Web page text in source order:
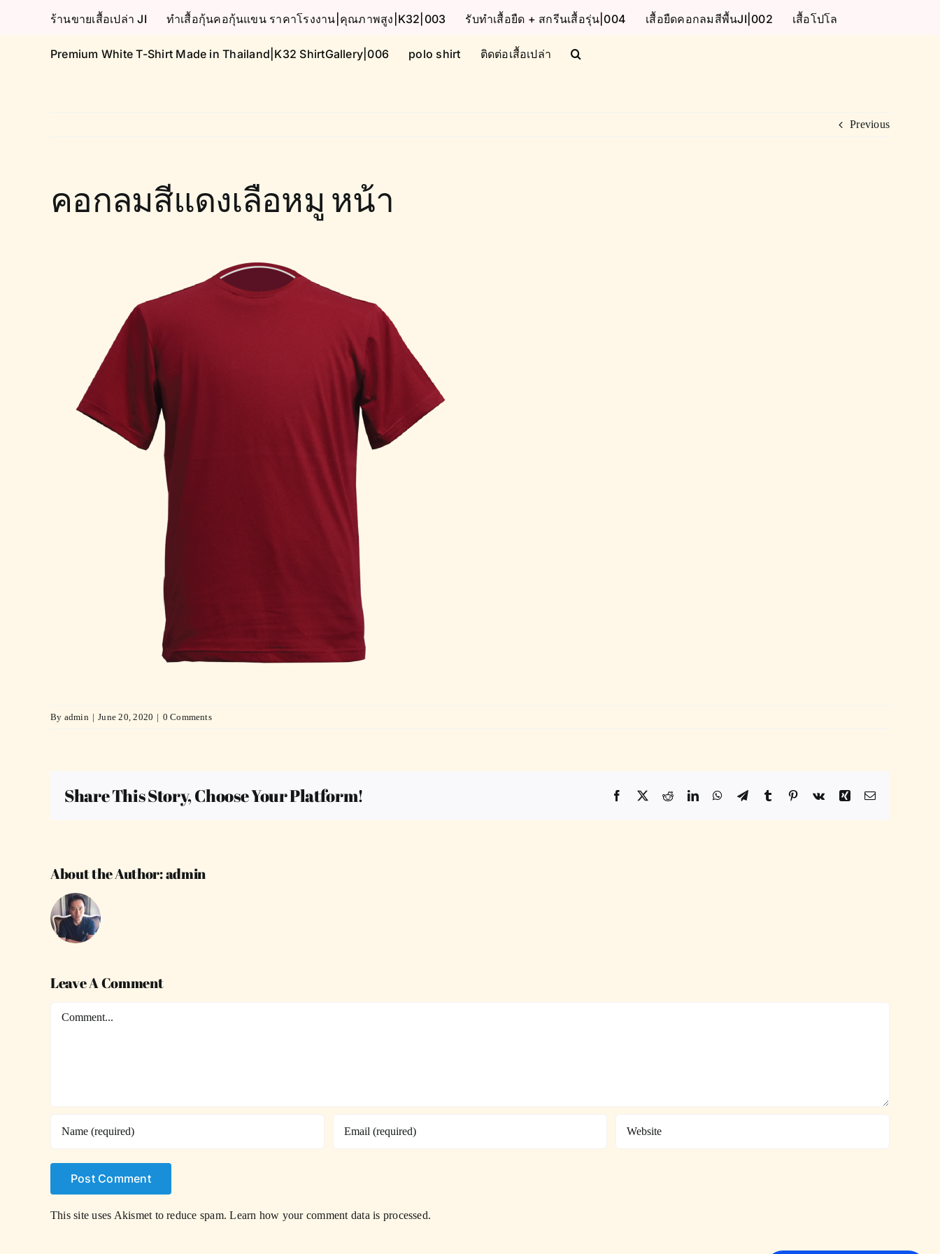
ร้านขายเสื้อเปล่า JI ทำเสื้อกุ้นคอกุ้นแขน ราคาโรงงาน|คุณภาพสูง|K32|003 รับทำเสื้อยืด + สกรีนเสื้อรุ่น|004 เสื้อยืดคอกลมสีพื้นJI|002 เสื้อโปโล
Premium White T-Shirt Made in Thailand|K32 ShirtGallery|006 polo shirt ติดต่อเสื้อเปล่า
Previous
คอกลมสีแดงเลือหมู หน้า
By admin | June 20, 2020 | 0 Comments
Share This Story, Choose Your Platform! Facebook
X RedditLinkedInWhatsApp
TelegramTumblr Pinterest
Vk Xing Email
About the Author:admin
Leave A Comment
Comment
This site uses Akismet to reduce spam.Learn how your comment data is processed.